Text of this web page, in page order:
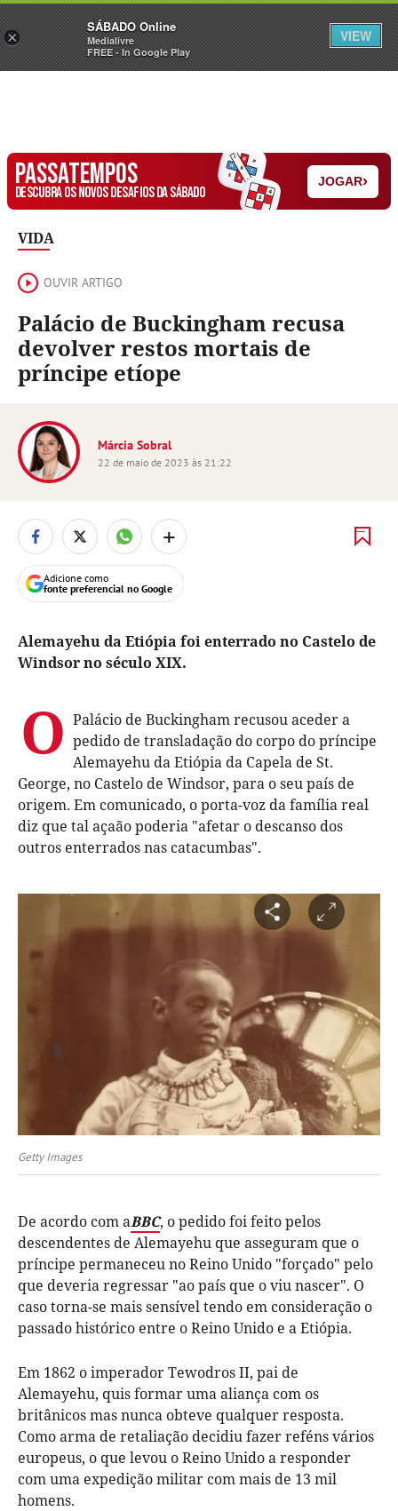
Sábado Assine Iniciar Sessão
PASSATEMPOS
DESCUBRA OS NOVOS DESAFIOS DA SÁBADO
JOGAR›
VIDA
OUVIR ARTIGO
Palácio de Buckingham recusa
devolver restos mortais de
príncipe etíope
Márcia Sobral
22 de maio de 2023 às 21:22
+
Adicione como
fonte preferencial no Google
Alemayehu da Etiópia foi enterrado no Castelo de
Windsor no século XIX.
O Palácio de Buckingham recusou aceder a
pedido de transladação do corpo do príncipe
Alemayehu da Etiópia da Capela de St.
George, no Castelo de Windsor, para o seu país de
origem. Em comunicado, o porta-voz da família real
diz que tal açaão poderia "afetar o descanso dos
outros enterrados nas catacumbas".
Getty Images
De acordo com aBBC, o pedido foi feito pelos
descendentes de Alemayehu que asseguram que o
príncipe permaneceu no Reino Unido "forçado" pelo
que deveria regressar "ao país que o viu nascer". O
caso torna-se mais sensível tendo em consideração o
passado histórico entre o Reino Unido e a Etiópia.
Em 1862 o imperador Tewodros II, pai de
Alemayehu, quis formar uma aliança com os
britânicos mas nunca obteve qualquer resposta.
Como arma de retaliação decidiu fazer reféns vários
europeus, o que levou o Reino Unido a responder
com uma expedição militar com mais de 13 mil
homens.
×
SÁBADO Online
Medialivre
FREE - In Google Play
VIEW